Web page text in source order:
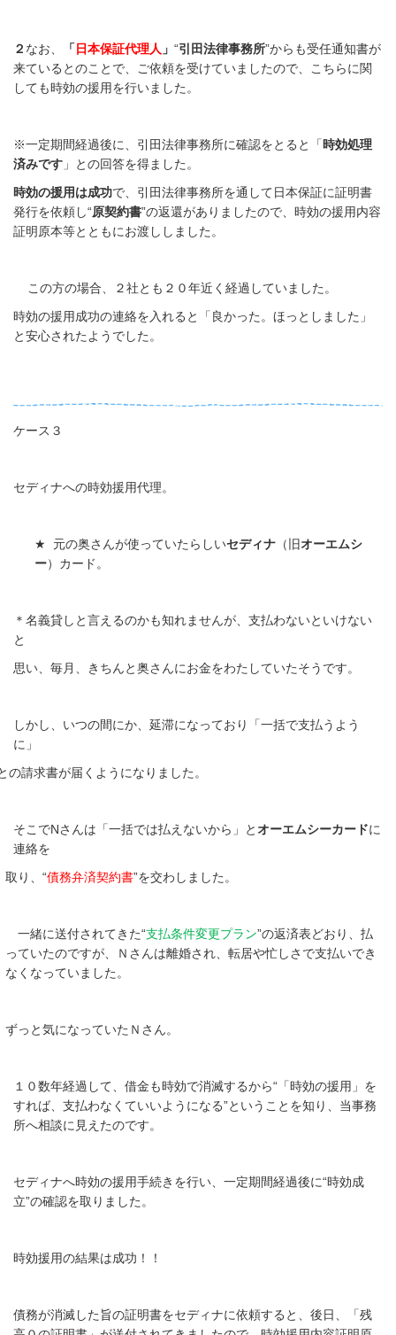
２ なお、 「 日本保証代理人 」 “引田法律事務所”からも受任通知書が
来ているとのことで、ご依頼を受けていましたので、こちらに関
しても時効の援用を行いました。
※一定期間経過後に、引田法律事務所に確認をとると「時効処理
済みです 」との回答を得ました。
時効の援用は成功で、引田法律事務所を通して日本保証に証明書
発行を依頼し“原契約書”の返還がありましたので、時効の援用内容
証明原本等とともにお渡ししました。
この方の場合、２社とも２０年近く経過していました。
時効の援用成功の連絡を入れると「良かった。ほっとしました」
と安心されたようでした。
ケース３
セディナへの時効援用代理。
★ 元の奥さんが使っていたらしいセディナ （旧オーエムシ
ー）カード。
＊名義貸しと言えるのかも知れませんが、支払わないといけない
と
思い、毎月、きちんと奥さんにお金をわたしていたそうです。
しかし、いつの間にか、延滞になっており「一括で支払うよう
に」
の請求書が届くようになりました。
そこでNさんは「一括では払えないから」とオーエムシーカードに
連絡を
取り、“債務弁済契約書”を交わしました。
一緒に送付されてきた“支払条件変更プラン”の返済表どおり、払
っていたのですが、Ｎさんは離婚され、転居や忙しさで支払いでき
なくなっていました。
ずっと気になっていたＮさん。
１０数年経過して、借金も時効で消滅するから“「時効の援用」を
すれば、支払わなくていいようになる”ということを知り、当事務
所へ相談に見えたのです。
セディナへ時効の援用手続きを行い、一定期間経過後に“時効成
立”の確認を取りました。
時効援用の結果は成功！！
債務が消滅した旨の証明書をセディナに依頼すると、後日、「残